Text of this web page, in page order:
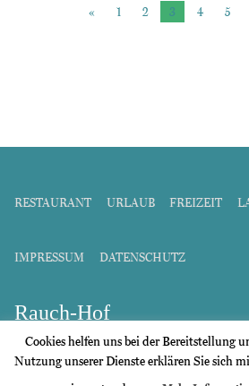
« 1 2 3 4 5
RESTAURANT URLAUB FREIZEIT
Rauch-Hof
Freizeitanlage & Gasthof
IMPRESSUM DATENSCHUTZ
Cookies helfen uns bei der Bereitstellung
Nutzung unserer Dienste erklären Sie sich